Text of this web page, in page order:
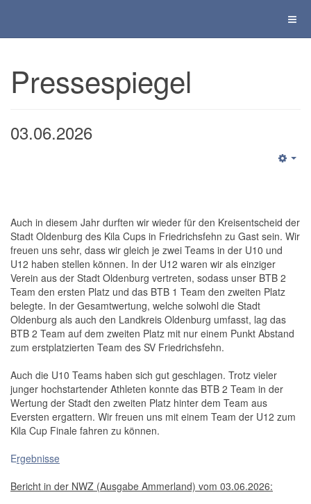
Pressespiegel
03.06.2026
Auch in diesem Jahr durften wir wieder für den Kreisentscheid der
Stadt Oldenburg des Kila Cups in Friedrichsfehn zu Gast sein. Wir
freuen uns sehr, dass wir gleich je zwei Teams in der U10 und
U12 haben stellen können. In der U12 waren wir als einziger
Verein aus der Stadt Oldenburg vertreten, sodass unser BTB 2
Team den ersten Platz und das BTB 1 Team den zweiten Platz
belegte. In der Gesamtwertung, welche solwohl die Stadt
Oldenburg als auch den Landkreis Oldenburg umfasst, lag das
BTB 2 Team auf dem zweiten Platz mit nur einem Punkt Abstand
zum erstplatzierten Team des SV Friedrichsfehn.
Auch die U10 Teams haben sich gut geschlagen. Trotz vieler
junger hochstartender Athleten konnte das BTB 2 Team in der
Wertung der Stadt den zweiten Platz hinter dem Team aus
Eversten ergattern. Wir freuen uns mit einem Team der U12 zum
Kila Cup Finale fahren zu können.
Ergebnisse
Bericht in der NWZ (Ausgabe Ammerland) vom 03.06.2026: